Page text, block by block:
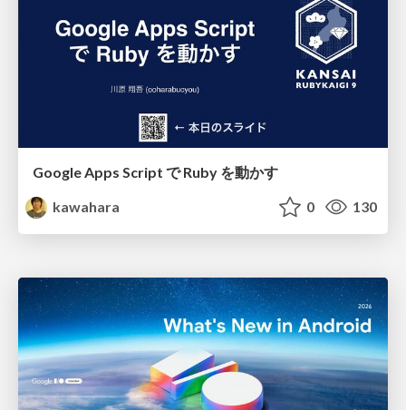
Google Apps Script で Ruby を動かす
kawahara
0 130